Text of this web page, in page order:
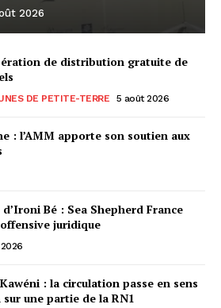
2026
de distribution gratuite de
DE PETITE-TERRE 5 août 2026
: l’AMM apporte son soutien aux
Bé : Sea Shepherd France
juridique
: la circulation passe en sens
une partie de la RN1